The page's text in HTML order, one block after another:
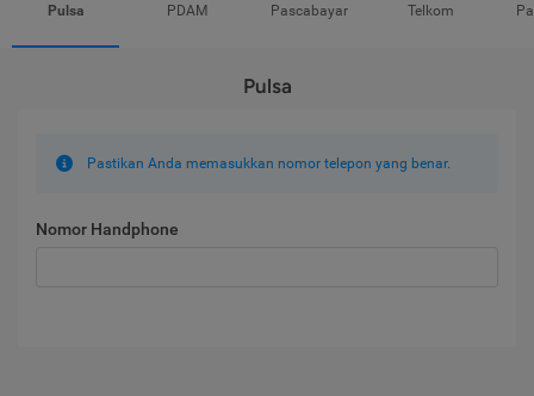
Pulsa PDAM Pascabayar Telkom
Pulsa
Pastikan Anda memasukkan nomor telepon yang benar.
Nomor Handphone